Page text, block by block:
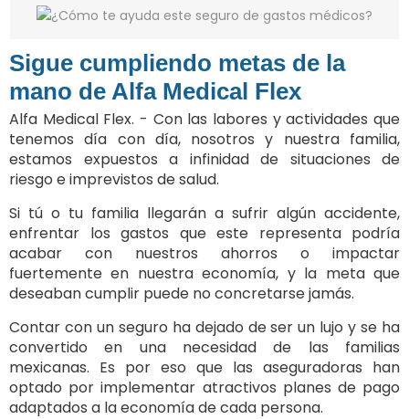
Sigue cumpliendo metas de la
mano de Alfa Medical Flex
Alfa Medical Flex. - Con las labores y actividades que
tenemos día con día, nosotros y nuestra familia,
estamos expuestos a infinidad de situaciones de
riesgo e imprevistos de salud.
Si tú o tu familia llegarán a sufrir algún accidente,
enfrentar los gastos que este representa podría
acabar con nuestros ahorros o impactar
fuertemente en nuestra economía, y la meta que
deseaban cumplir puede no concretarse jamás.
Contar con un seguro ha dejado de ser un lujo y se ha
convertido en una necesidad de las familias
mexicanas. Es por eso que las aseguradoras han
optado por implementar atractivos planes de pago
adaptados a la economía de cada persona.